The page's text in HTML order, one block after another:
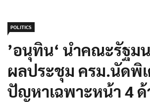
POLITICS
’อนุทิน‘ นำคณะรัฐม
ผลประชุม ครม.นัดพิ
ปัญหาเฉพาะหน้า 4